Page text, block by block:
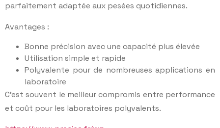
parfaitement adaptée aux pesées quotidiennes.
Avantages :
Bonne précision avec une capacité plus élevée
Utilisation simple et rapide
Polyvalente pour de nombreuses applications en
laboratoire
C’est souvent le meilleur compromis entre performance
et coût pour les laboratoires polyvalents.